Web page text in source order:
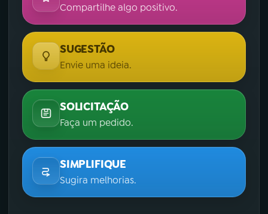
Compartilhe algo positivo.
SUGESTÃO
Envie uma ideia.
SOLICITAÇÃO
Faça um pedido.
SIMPLIFIQUE
Sugira melhorias.